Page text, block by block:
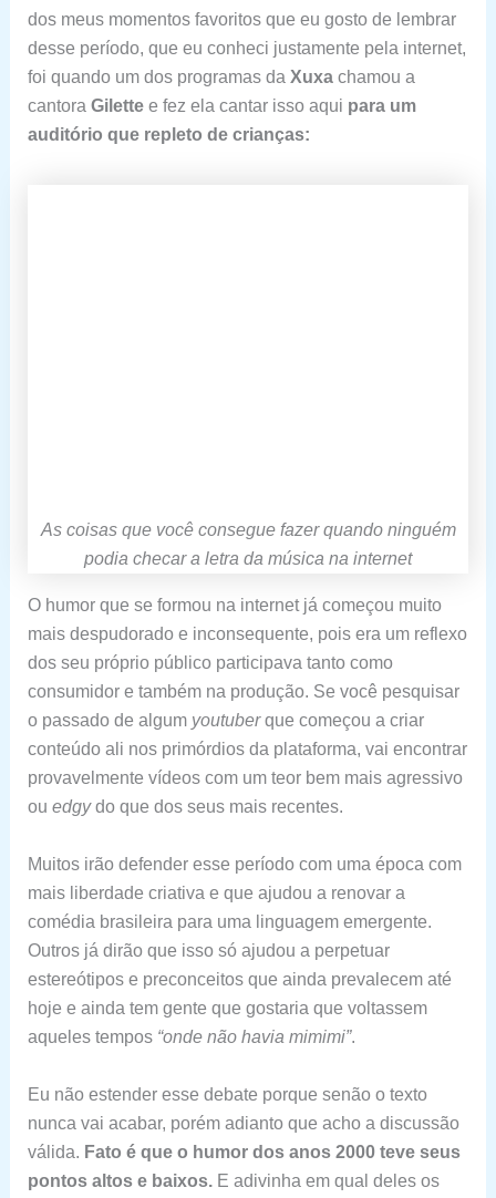
dos meus momentos favoritos que eu gosto de lembrar
desse período, que eu conheci justamente pela internet,
foi quando um dos programas da Xuxachamou a
cantora Gilettee fez ela cantar isso aqui para um
auditório que repleto de crianças:
As coisas que você consegue fazer quando ninguém
podia checar a letra da música na internet
O humor que se formou na internet já começou muito
mais despudorado e inconsequente, pois era um reflexo
dos seu próprio público participava tanto como
consumidor e também na produção. Se você pesquisar
o passado de algum youtuberque começou a criar
conteúdo ali nos primórdios da plataforma, vai encontrar
provavelmente vídeos com um teor bem mais agressivo
ou edgydo que dos seus mais recentes.
Muitos irão defender esse período com uma época com
mais liberdade criativa e que ajudou a renovar a
comédia brasileira para uma linguagem emergente.
Outros já dirão que isso só ajudou a perpetuar
estereótipos e preconceitos que ainda prevalecem até
hoje e ainda tem gente que gostaria que voltassem
aqueles tempos “onde não havia mimimi”.
Eu não estender esse debate porque senão o texto
nunca vai acabar, porém adianto que acho a discussão
válida. Fato é que o humor dos anos 2000 teve seus
pontos altos e baixos. E adivinha em qual deles os